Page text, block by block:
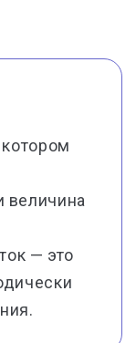
величина
— это